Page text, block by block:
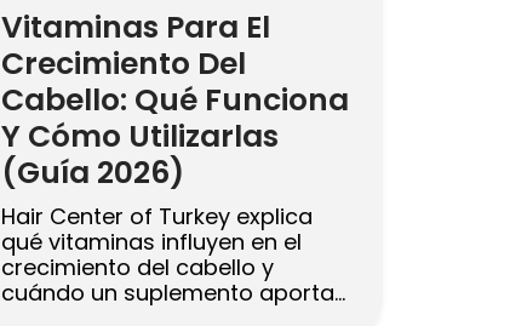
Vitaminas Para El
Crecimiento Del
Cabello: Qué Funciona
Y Cómo Utilizarlas
(Guía 2026)
Hair Center of Turkey explica
qué vitaminas influyen en el
crecimiento del cabello y
cuándo un suplemento aporta